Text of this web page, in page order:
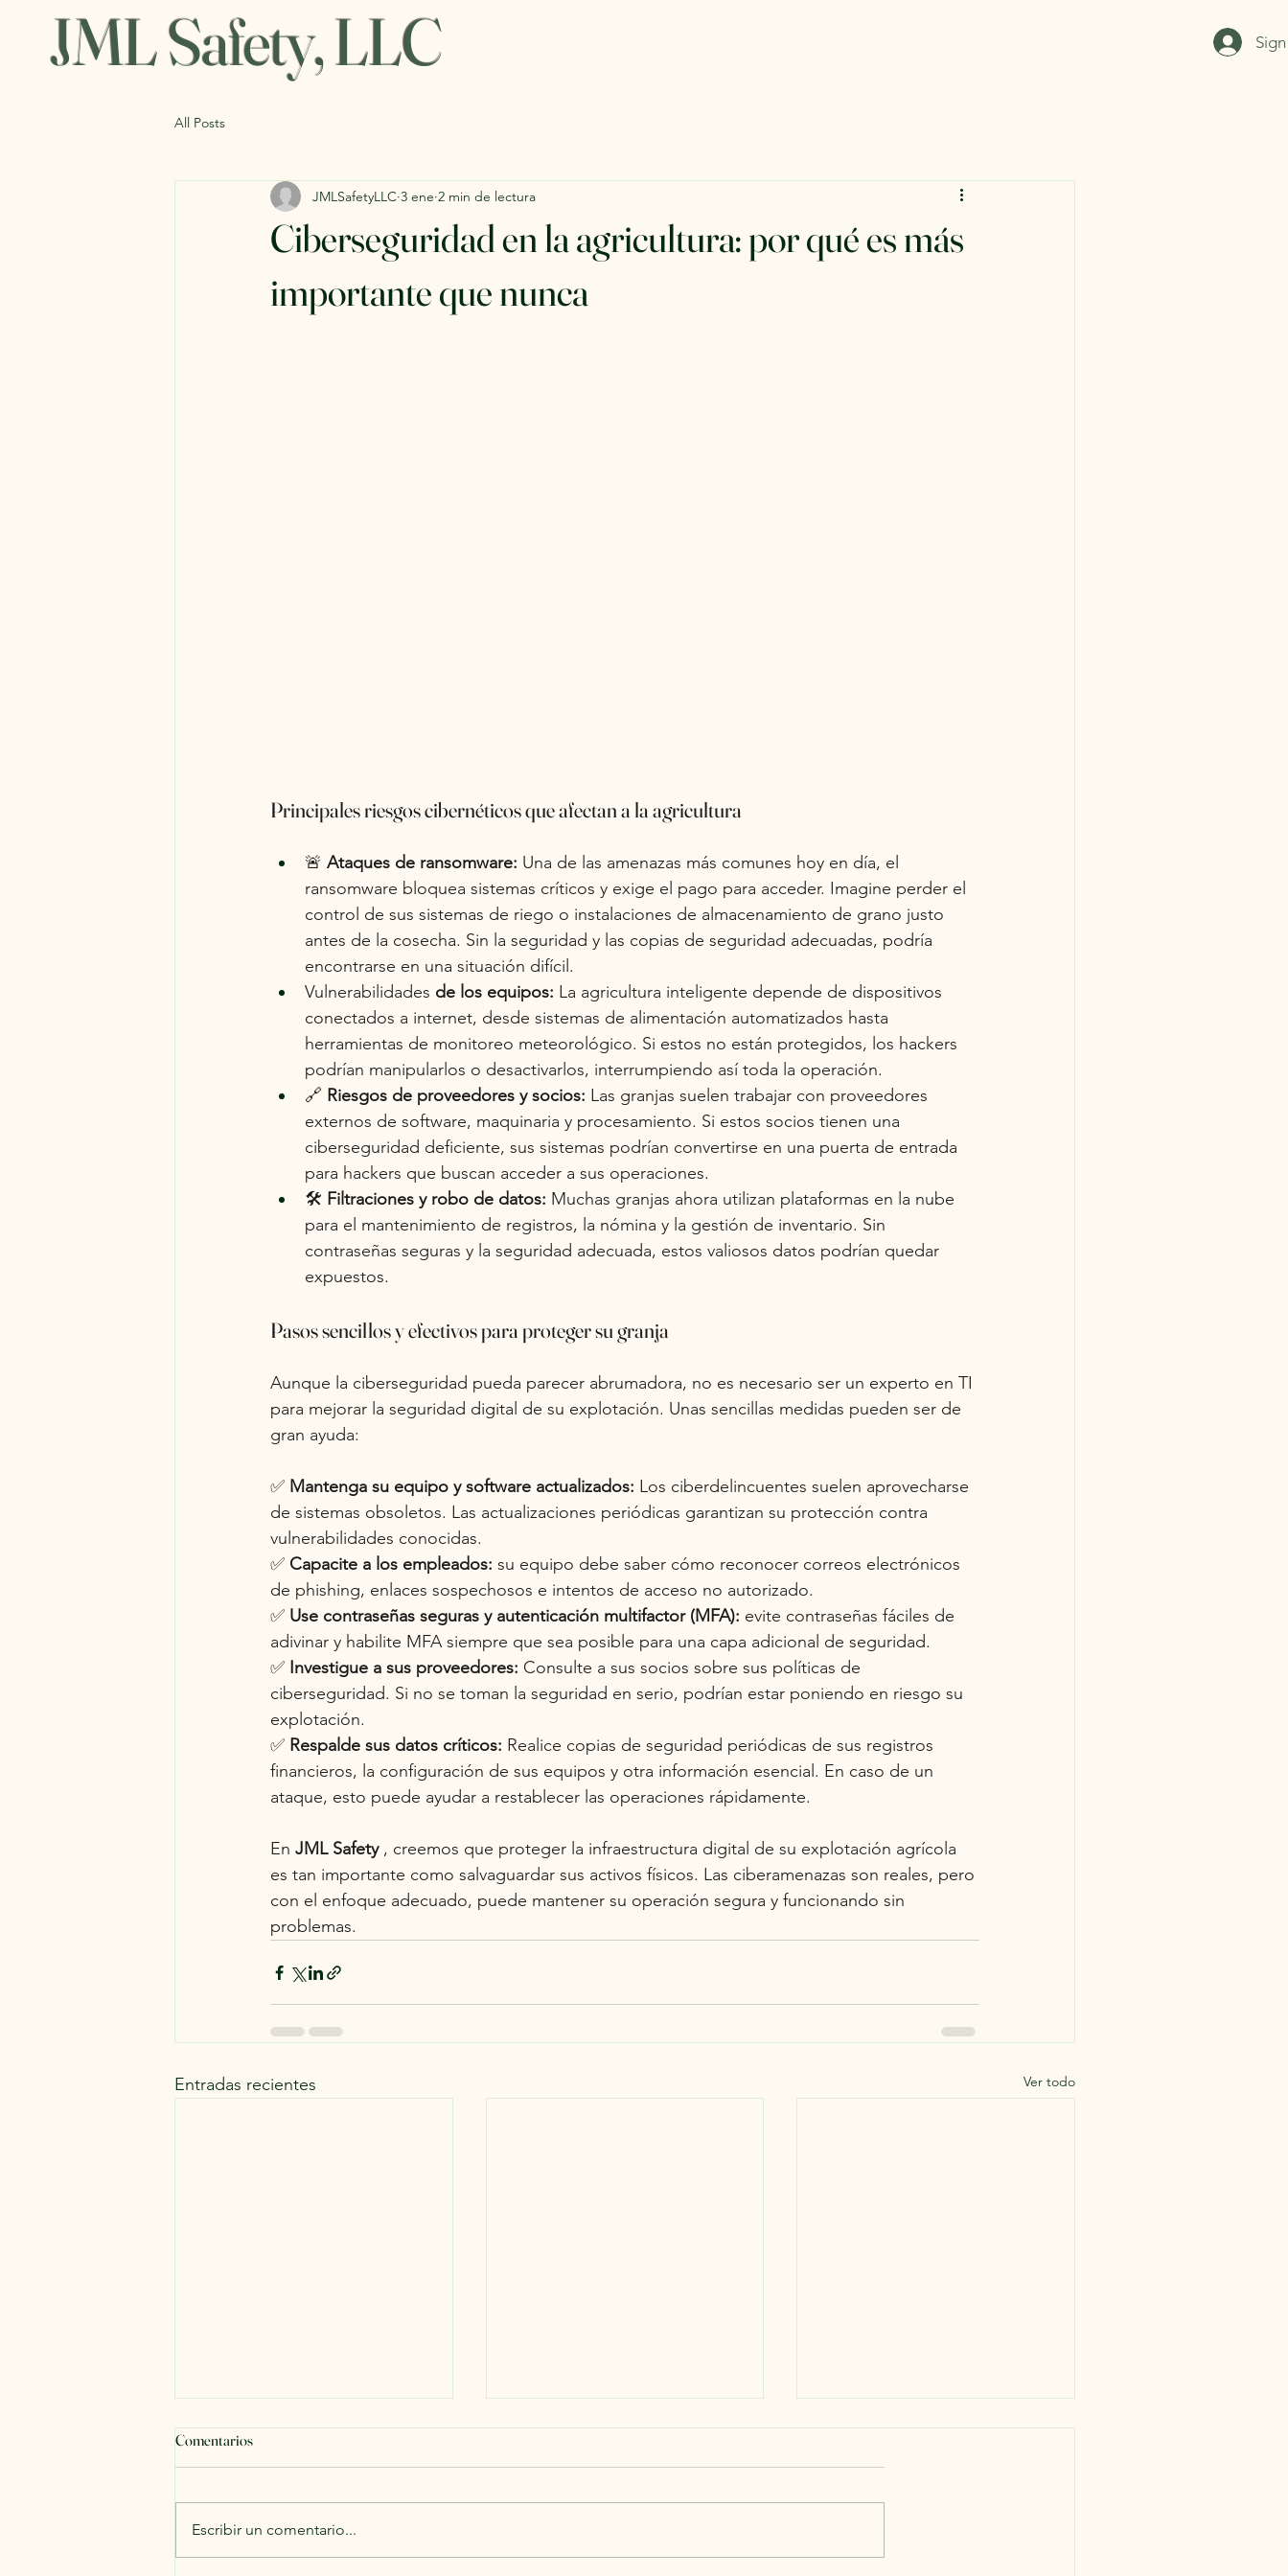
JML Safety, LLC
All Posts
Ciberseguridad en la agricultura: por qué es más
importante que nunca
JMLSafetyLLC 3 ene 2 min de lectura
Principales riesgos cibernéticos que afectan a la agricultura
🚨 Ataques de ransomware: Una de las amenazas más comunes hoy en día, el
ransomware bloquea sistemas críticos y exige el pago para acceder. Imagine perder el
control de sus sistemas de riego o instalaciones de almacenamiento de grano justo
antes de la cosecha. Sin la seguridad y las copias de seguridad adecuadas, podría
encontrarse en una situación difícil.
Vulnerabilidades de los equipos: La agricultura inteligente depende de dispositivos
conectados a internet, desde sistemas de alimentación automatizados hasta
herramientas de monitoreo meteorológico. Si estos no están protegidos, los hackers
podrían manipularlos o desactivarlos, interrumpiendo así toda la operación.
🔗 Riesgos de proveedores y socios: Las granjas suelen trabajar con proveedores
externos de software, maquinaria y procesamiento. Si estos socios tienen una
ciberseguridad deficiente, sus sistemas podrían convertirse en una puerta de entrada
para hackers que buscan acceder a sus operaciones.
🛠️ Filtraciones y robo de datos: Muchas granjas ahora utilizan plataformas en la nube
para el mantenimiento de registros, la nómina y la gestión de inventario. Sin
contraseñas seguras y la seguridad adecuada, estos valiosos datos podrían quedar
expuestos.
Pasos sencillos y efectivos para proteger su granja
Aunque la ciberseguridad pueda parecer abrumadora, no es necesario ser un experto en TI
para mejorar la seguridad digital de su explotación. Unas sencillas medidas pueden ser de
gran ayuda:
✅ Mantenga su equipo y software actualizados: Los ciberdelincuentes suelen aprovecharse
de sistemas obsoletos. Las actualizaciones periódicas garantizan su protección contra
vulnerabilidades conocidas.
✅ Capacite a los empleados: su equipo debe saber cómo reconocer correos electrónicos
de phishing, enlaces sospechosos e intentos de acceso no autorizado.
✅ Use contraseñas seguras y autenticación multifactor (MFA): evite contraseñas fáciles de
adivinar y habilite MFA siempre que sea posible para una capa adicional de seguridad.
✅ Investigue a sus proveedores: Consulte a sus socios sobre sus políticas de
ciberseguridad. Si no se toman la seguridad en serio, podrían estar poniendo en riesgo su
explotación.
✅ Respalde sus datos críticos: Realice copias de seguridad periódicas de sus registros
financieros, la configuración de sus equipos y otra información esencial. En caso de un
ataque, esto puede ayudar a restablecer las operaciones rápidamente.
En JML Safety , creemos que proteger la infraestructura digital de su explotación agrícola
es tan importante como salvaguardar sus activos físicos. Las ciberamenazas son reales, pero
con el enfoque adecuado, puede mantener su operación segura y funcionando sin
problemas.
Entradas recientes Ver todo
Comentarios
Escribir un comentario...